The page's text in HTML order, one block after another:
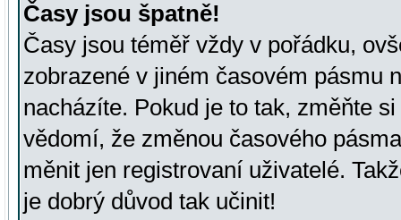
Časy jsou špatně!
Časy jsou téměř vždy v pořádku,
zobrazené v jiném časovém pásmu
nacházíte. Pokud je to tak, změňte
vědomí, že změnou časového
měnit jen registrovaní uživatelé.
je dobrý důvod tak učinit!